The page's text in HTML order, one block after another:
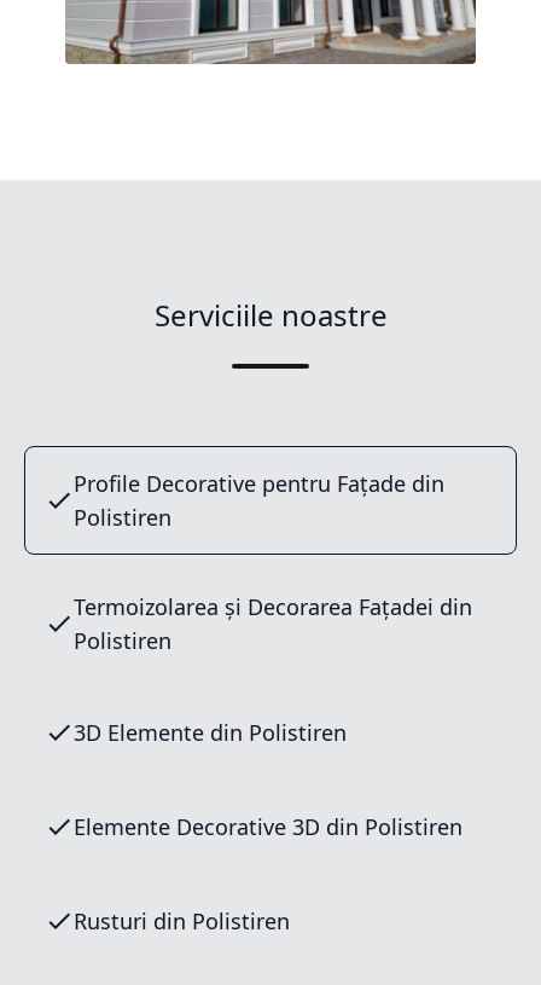
Serviciile noastre
Profile Decorative pentru Fațade din
Polistiren
Termoizolarea și Decorarea Fațadei din
Polistiren
3D Elemente din Polistiren
Elemente Decorative 3D din Polistiren
Rusturi din Polistiren